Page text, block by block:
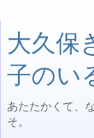
大久保
子のい
あたたかくて、
そ。